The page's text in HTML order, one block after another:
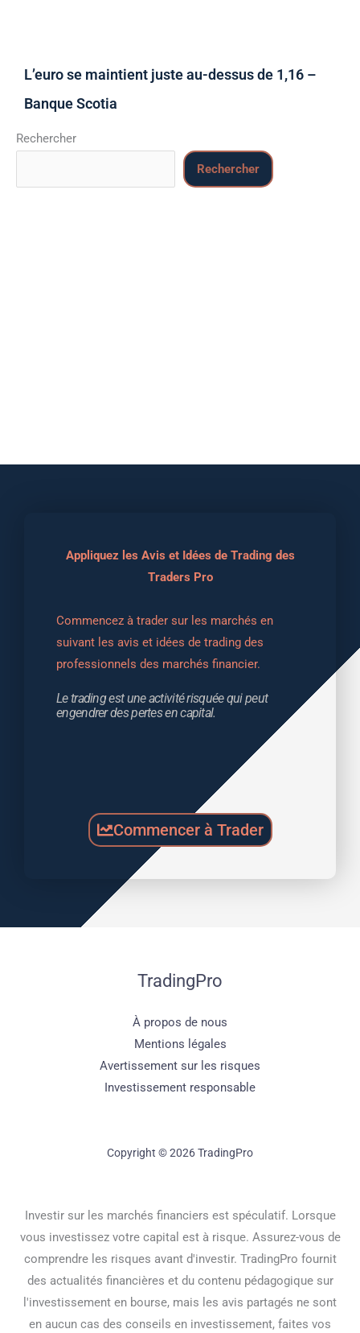
L’euro se maintient juste au-dessus de 1,16 –
Banque Scotia
Rechercher
Rechercher
Appliquez les Avis et Idées de Trading des
Traders Pro
Commencez à trader sur les marchés en
suivant les avis et idées de trading des
professionnels des marchés financier.
Le trading est une activité risquée qui peut
engendrer des pertes en capital.
Commencer à Trader
TradingPro
À propos de nous
Mentions légales
Avertissement sur les risques
Investissement responsable
Copyright © 2026 TradingPro
Investir sur les marchés financiers est spéculatif. Lorsque
vous investissez votre capital est à risque. Assurez-vous de
comprendre les risques avant d'investir. TradingPro fournit
des actualités financières et du contenu pédagogique sur
l'investissement en bourse, mais les avis partagés ne sont
en aucun cas des conseils en investissement, faites vos